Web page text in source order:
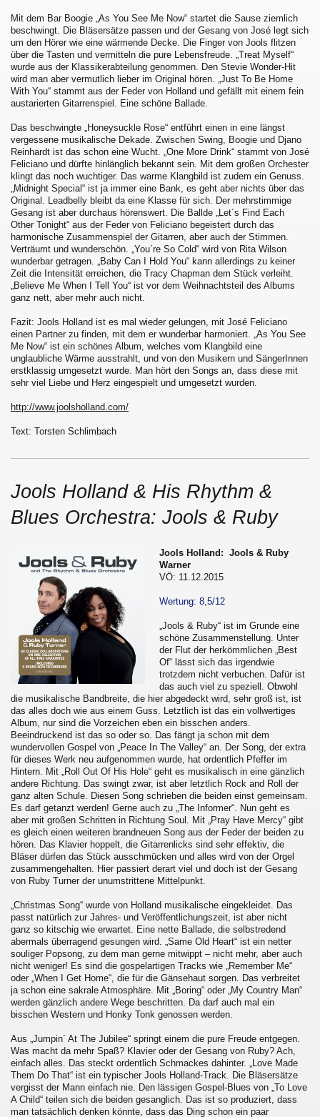
Mit dem Bar Boogie „As You See Me Now“ startet die Sause ziemlich
beschwingt. Die Bläsersätze passen und der Gesang von José legt sich
um den Hörer wie eine wärmende Decke. Die Finger von Jools flitzen
über die Tasten und vermitteln die pure Lebensfreude. „Treat Myself“
wurde aus der Klassikerabteilung genommen. Den Stevie Wonder-Hit
wird man aber vermutlich lieber im Original hören. „Just To Be Home
With You“ stammt aus der Feder von Holland und gefällt mit einem fein
austarierten Gitarrenspiel. Eine schöne Ballade.
Das beschwingte „Honeysuckle Rose“ entführt einen in eine längst
vergessene musikalische Dekade. Zwischen Swing, Boogie und Djano
Reinhardt ist das schon eine Wucht. „One More Drink“ stammt von José
Feliciano und dürfte hinlänglich bekannt sein. Mit dem großen Orchester
klingt das noch wuchtiger. Das warme Klangbild ist zudem ein Genuss.
„Midnight Special“ ist ja immer eine Bank, es geht aber nichts über das
Original. Leadbelly bleibt da eine Klasse für sich. Der mehrstimmige
Gesang ist aber durchaus hörenswert. Die Ballde „Let´s Find Each
Other Tonight“ aus der Feder von Feliciano begeistert durch das
harmonische Zusammenspiel der Gitarren, aber auch der Stimmen.
Verträumt und wunderschön. „You´re So Cold“ wird von Rita Wilson
wunderbar getragen. „Baby Can I Hold You“ kann allerdings zu keiner
Zeit die Intensität erreichen, die Tracy Chapman dem Stück verleiht.
„Believe Me When I Tell You“ ist vor dem Weihnachtsteil des Albums
ganz nett, aber mehr auch nicht.
Fazit: Jools Holland ist es mal wieder gelungen, mit José Feliciano
einen Partner zu finden, mit dem er wunderbar harmoniert. „As You See
Me Now“ ist ein schönes Album, welches vom Klangbild eine
unglaubliche Wärme ausstrahlt, und von den Musikern und SängerInnen
erstklassig umgesetzt wurde. Man hört den Songs an, dass diese mit
sehr viel Liebe und Herz eingespielt und umgesetzt wurden.
http://www.joolsholland.com/
Text: Torsten Schlimbach
Jools Holland & His Rhythm &
Blues Orchestra: Jools & Ruby
Jools Holland: Jools & Ruby
Warner
VÖ: 11.12.2015
Wertung: 8,5/12
„Jools & Ruby“ ist im Grunde eine
schöne Zusammenstellung. Unter
der Flut der herkömmlichen „Best
Of“ lässt sich das irgendwie
trotzdem nicht verbuchen. Dafür ist
das auch viel zu speziell. Obwohl
die musikalische Bandbreite, die hier abgedeckt wird, sehr groß ist, ist
das alles doch wie aus einem Guss. Letztlich ist das ein vollwertiges
Album, nur sind die Vorzeichen eben ein bisschen anders.
Beeindruckend ist das so oder so. Das fängt ja schon mit dem
wundervollen Gospel von „Peace In The Valley“ an. Der Song, der extra
für dieses Werk neu aufgenommen wurde, hat ordentlich Pfeffer im
Hintern. Mit „Roll Out Of His Hole“ geht es musikalisch in eine gänzlich
andere Richtung. Das swingt zwar, ist aber letztlich Rock and Roll der
ganz alten Schule. Diesen Song schrieben die beiden einst gemeinsam.
Es darf getanzt werden! Gerne auch zu „The Informer“. Nun geht es
aber mit großen Schritten in Richtung Soul. Mit „Pray Have Mercy“ gibt
es gleich einen weiteren brandneuen Song aus der Feder der beiden zu
hören. Das Klavier hoppelt, die Gitarrenlicks sind sehr effektiv, die
Bläser dürfen das Stück ausschmücken und alles wird von der Orgel
zusammengehalten. Hier passiert derart viel und doch ist der Gesang
von Ruby Turner der unumstrittene Mittelpunkt.
„Christmas Song“ wurde von Holland musikalische eingekleidet. Das
passt natürlich zur Jahres- und Veröffentlichungszeit, ist aber nicht
ganz so kitschig wie erwartet. Eine nette Ballade, die selbstredend
abermals überragend gesungen wird. „Same Old Heart“ ist ein netter
souliger Popsong, zu dem man gerne mitwippt – nicht mehr, aber auch
nicht weniger! Es sind die gospelartigen Tracks wie „Remember Me“
oder „When I Get Home“, die für die Gänsehaut sorgen. Das verbreitet
ja schon eine sakrale Atmosphäre. Mit „Boring“ oder „My Country Man“
werden gänzlich andere Wege beschritten. Da darf auch mal ein
bisschen Western und Honky Tonk genossen werden.
Aus „Jumpin´ At The Jubilee“ springt einem die pure Freude entgegen.
Was macht da mehr Spaß? Klavier oder der Gesang von Ruby? Ach,
einfach alles. Das steckt ordentlich Schmackes dahinter. „Love Made
Them Do That“ ist ein typischer Jools Holland-Track. Die Bläsersätze
vergisst der Mann einfach nie. Den lässigen Gospel-Blues von „To Love
A Child“ teilen sich die beiden gesanglich. Das ist so produziert, dass
man tatsächlich denken könnte, dass das Ding schon ein paar